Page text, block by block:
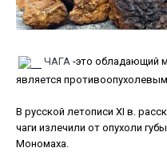
ЧАГА -это обладающий
является
В русской летописи XI в.
чаги излечили от опухоли
Мономаха.